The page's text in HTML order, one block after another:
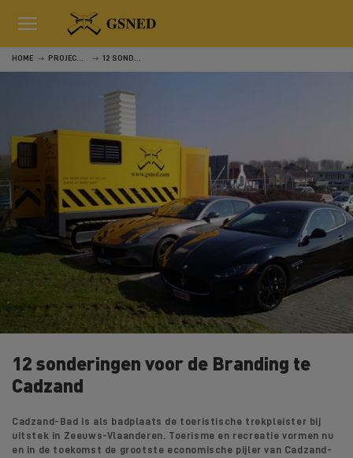
HOME PROJECTEN 12 SONDERINGEN VOOR DE BRANDING TE CADZAND
12 sonderingen voor de Branding te
Cadzand
Cadzand-Bad is als badplaats de toeristische trekpleister bij
uitstek in Zeeuws-Vlaanderen. Toerisme en recreatie vormen nu
en in de toekomst de grootste economische pijler van Cadzand-